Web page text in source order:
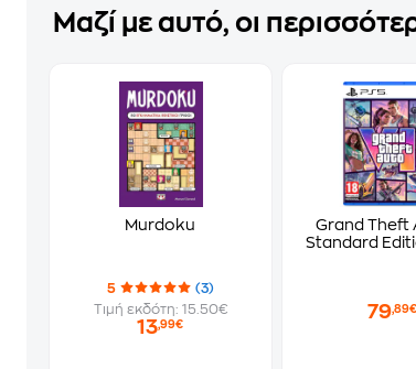
Μαζί με αυτό, οι
Murdoku
5
(3)
Τιμή εκδότη: 15.50€
13,99€
Grand Theft
Standard
79,89€